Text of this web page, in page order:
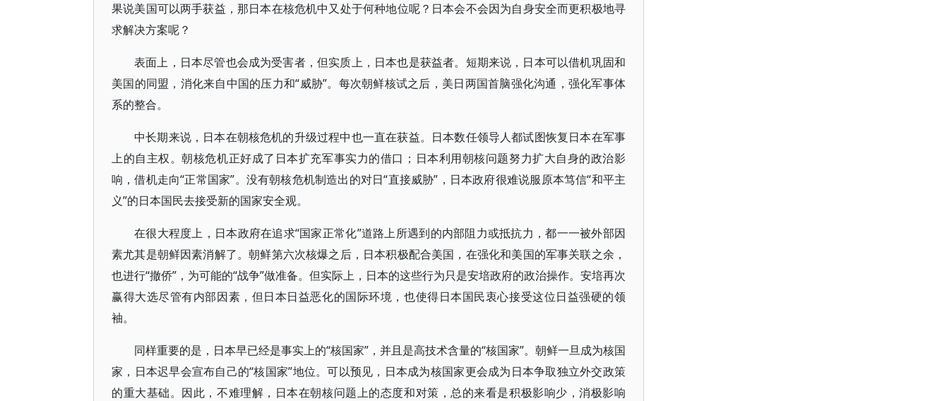
果说美国可以两手获益，那日本在核危机中又处于何种地位呢？日本会不会因为自身安全而更积极地寻
求解决方案呢？
表面上，日本尽管也会成为受害者，但实质上，日本也是获益者。短期来说，日本可以借机巩固和
美国的同盟，消化来自中国的压力和“威胁”。每次朝鲜核试之后，美日两国首脑强化沟通，强化军事体
系的整合。
中长期来说，日本在朝核危机的升级过程中也一直在获益。日本数任领导人都试图恢复日本在军事
上的自主权。朝核危机正好成了日本扩充军事实力的借口；日本利用朝核问题努力扩大自身的政治影
响，借机走向“正常国家”。没有朝核危机制造出的对日“直接威胁”，日本政府很难说服原本笃信“和平主
义”的日本国民去接受新的国家安全观。
在很大程度上，日本政府在追求“国家正常化”道路上所遇到的内部阻力或抵抗力，都一一被外部因
素尤其是朝鲜因素消解了。朝鲜第六次核爆之后，日本积极配合美国，在强化和美国的军事关联之余，
也进行“撤侨”，为可能的“战争”做准备。但实际上，日本的这些行为只是安培政府的政治操作。安培再次
赢得大选尽管有内部因素，但日本日益恶化的国际环境，也使得日本国民衷心接受这位日益强硬的领
袖。
同样重要的是，日本早已经是事实上的“核国家”，并且是高技术含量的“核国家”。朝鲜一旦成为核国
家，日本迟早会宣布自己的“核国家”地位。可以预见，日本成为核国家更会成为日本争取独立外交政策
的重大基础。因此，不难理解，日本在朝核问题上的态度和对策，总的来看是积极影响少，消极影响